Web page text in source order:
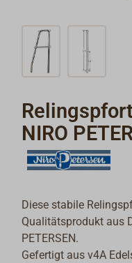
NIRO
Diese stabile
Qualitätsprodukt aus
PETERSEN.
Gefertigt aus v4A